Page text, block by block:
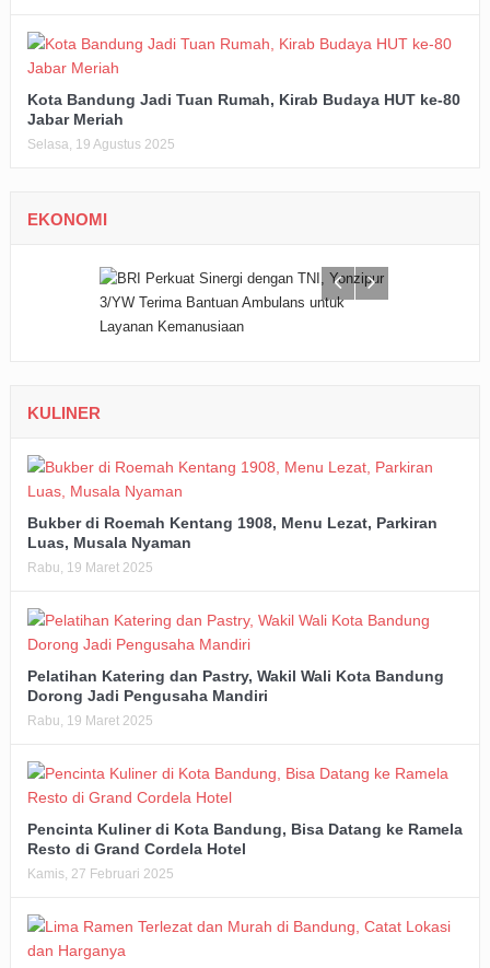
Kota Bandung Jadi Tuan Rumah, Kirab Budaya HUT ke-80
Jabar Meriah
Selasa, 19 Agustus 2025
EKONOMI
KULINER
Bukber di Roemah Kentang 1908, Menu Lezat, Parkiran
Luas, Musala Nyaman
Rabu, 19 Maret 2025
Pelatihan Katering dan Pastry, Wakil Wali Kota Bandung
Dorong Jadi Pengusaha Mandiri
Rabu, 19 Maret 2025
Pencinta Kuliner di Kota Bandung, Bisa Datang ke Ramela
Resto di Grand Cordela Hotel
Kamis, 27 Februari 2025